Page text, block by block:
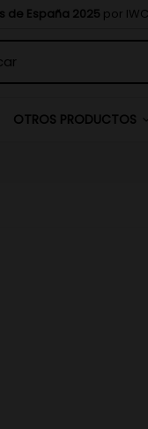
de España 2025 por IWC
OTROS PRODUCTOS